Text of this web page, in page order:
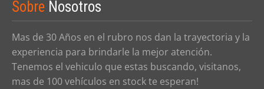
Sobre Nosotros
Mas de 30 Años en el rubro nos dan la trayectoria y la
experiencia para brindarle la mejor atención.
Tenemos el vehiculo que estas buscando, visitanos,
mas de 100 vehículos en stock te esperan!